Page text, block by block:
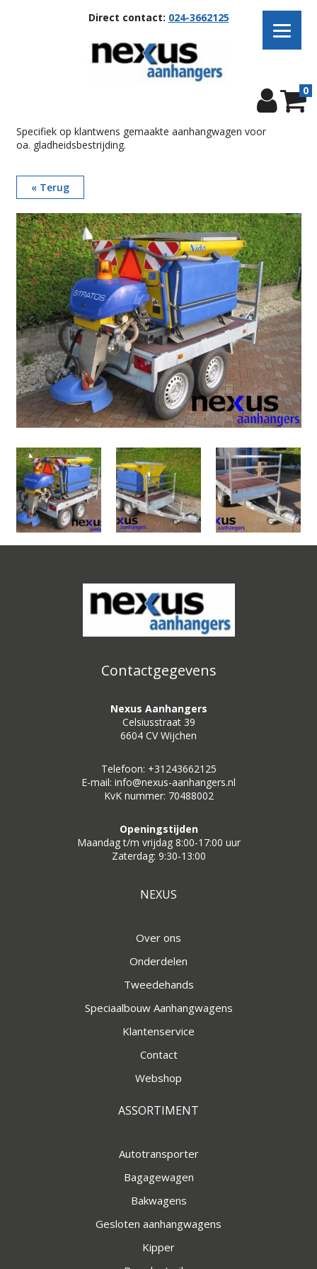
Direct contact: 024-3662125
0
Specifiek op klantwens gemaakte aanhangwagen voor
oa. gladheidsbestrijding.
« Terug
Contactgegevens
Nexus Aanhangers
Celsiusstraat 39
6604 CV Wijchen
Telefoon: +31243662125
E-mail: info@nexus-aanhangers.nl
KvK nummer: 70488002
Openingstijden
Maandag t/m vrijdag 8:00-17:00 uur
Zaterdag: 9:30-13:00
NEXUS
Over ons
Onderdelen
Tweedehands
Speciaalbouw Aanhangwagens
Klantenservice
Contact
Webshop
ASSORTIMENT
Autotransporter
Bagagewagen
Bakwagens
Gesloten aanhangwagens
Kipper